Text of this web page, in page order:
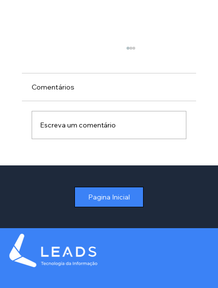
Pagina Inicial
Comentários
Escreva um comentário